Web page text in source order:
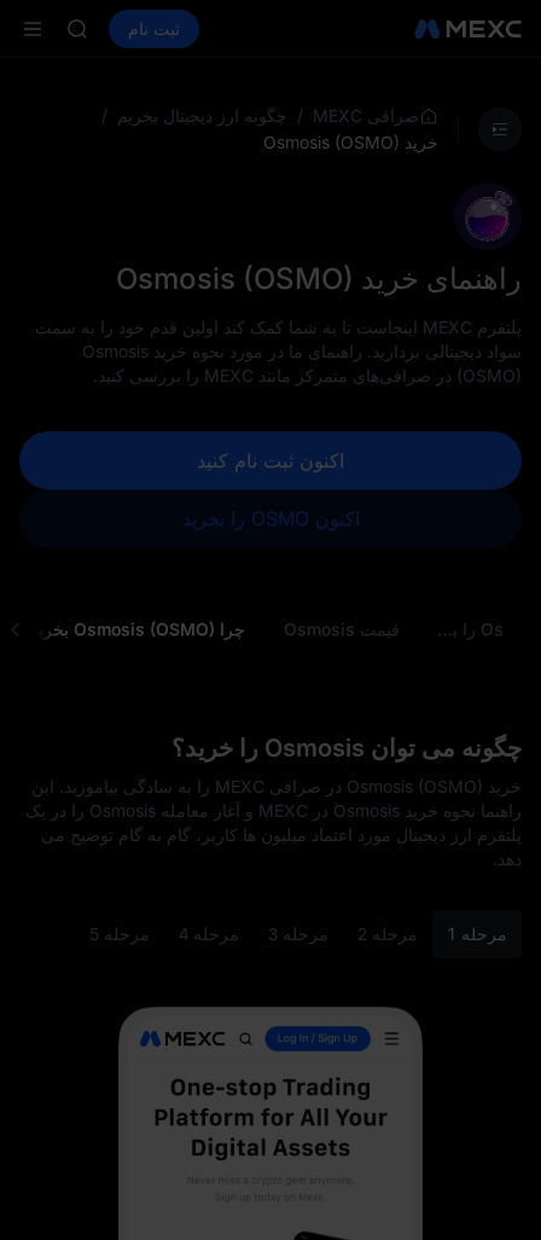
اسپات فیوچرز SPCX ثبت نام
صرافی MEXC / چگونه ارز دیجیتال بخریم
/
خرید Osmosis (OSMO)
راهنمای خرید Osmosis (OSMO)
پلتفرم MEXC اینجاست تا به شما کمک کند اولین قدم خود را به سمت
سواد دیجیتالی بردارید. راهنمای ما در مورد نحوه خرید Osmosis
(OSMO) در صرافی‌های متمرکز مانند MEXC را بررسی کنید.
اکنون ثبت نام کنید
اکنون OSMO را بخرید
چگونه Osmosis (OSMO) را بخریم؟ قیمت Osmosis چرا Osmosis (OSMO) بخریم؟
چگونه می توان Osmosis را خرید؟
خرید Osmosis (OSMO) در صرافی MEXC را به‌ سادگی بیاموزید. این
راهنما نحوه خرید Osmosis در MEXC و آغاز معامله Osmosis را در یک
پلتفرم ارز دیجیتال مورد اعتماد میلیون‌ ها کاربر، گام‌ به‌ گام توضیح می‌
دهد.
مرحله 1 مرحله 2 مرحله 3 مرحله 4 مرحله 5